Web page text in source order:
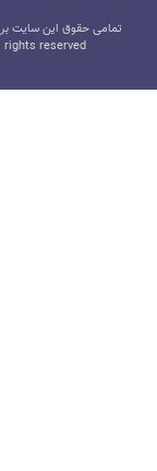
تمامی حقوق این سایت
rights reserved